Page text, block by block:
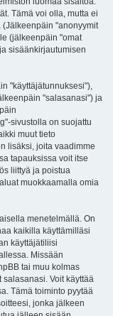
Tämä voi olla, mutta ei
"anonyymit
(jälkeenpäin "omat
sisäänkirjautumisen
"käyttäjätunnuksesi"),
"salasanasi") ja
sivustolla on suojattu
muut tieto
lisäksi, joita vaadimme
tapauksissa voit itse
liittyä ja poistua
muokkaamalla omia
menetelmällä. On
kaikilla käyttämilläsi
käyttäjätiliisi
Missään
tai muu kolmas
Voit käyttää
Tämä toiminto pyytää
jonka jälkeen